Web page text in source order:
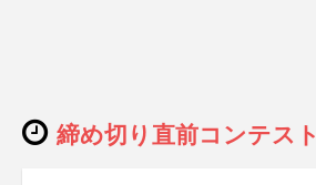
締め切り直前コンテスト